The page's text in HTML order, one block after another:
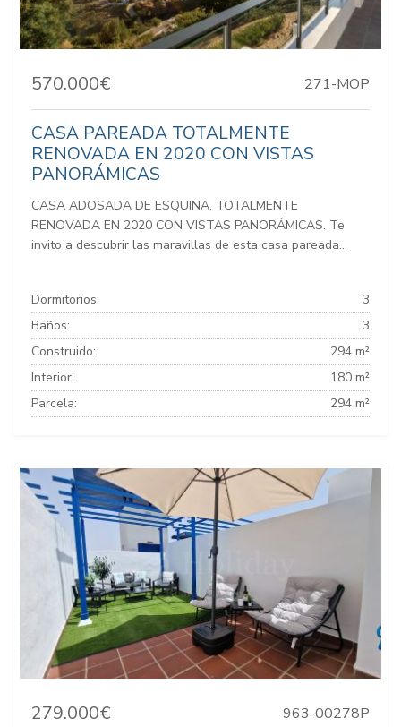
570.000€ 271-MOP
CASA PAREADA TOTALMENTE
RENOVADA EN 2020 CON VISTAS
PANORÁMICAS
CASA ADOSADA DE ESQUINA, TOTALMENTE
RENOVADA EN 2020 CON VISTAS PANORÁMICAS. Te
invito a descubrir las maravillas de esta casa pareada...
Dormitorios:
3
Baños:
3
Construido:
294 m²
Interior:
180 m²
Parcela:
294 m²
279.000€ 963-00278P